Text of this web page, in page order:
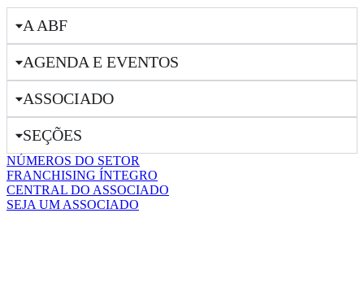
A ABF
AGENDA E EVENTOS
ASSOCIADO
SEÇÕES
NÚMEROS DO SETOR
FRANCHISING ÍNTEGRO
CENTRAL DO ASSOCIADO
SEJA UM ASSOCIADO